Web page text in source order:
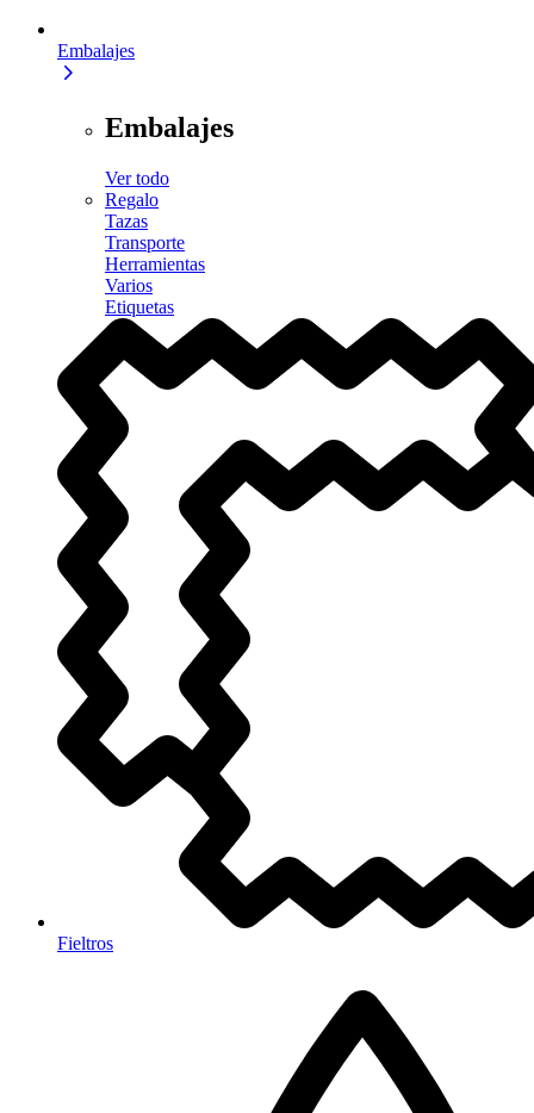
Embalajes
Embalajes
Ver todo
Regalo
Tazas
Transporte
Herramientas
Varios
Etiquetas
Fieltros